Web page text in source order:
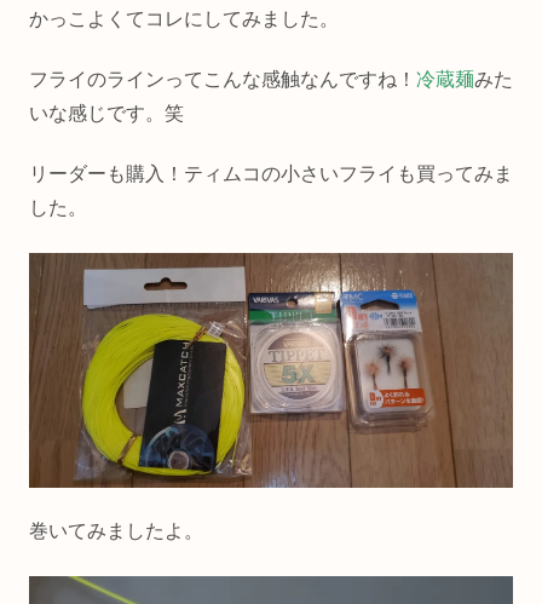
かっこよくてコレにしてみました。
フライのラインってこんな感触なんですね！ 冷蔵麺みた
いな感じです。笑
リーダーも購入！ティムコの小さいフライも買ってみま
した。
巻いてみましたよ。